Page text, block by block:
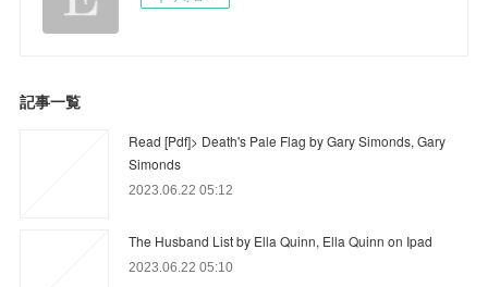
記事一覧
Read [Pdf]> Death's Pale Flag by Gary Simonds, Gary
Simonds
2023.06.22 05:12
The Husband List by Ella Quinn, Ella Quinn on Ipad
2023.06.22 05:10